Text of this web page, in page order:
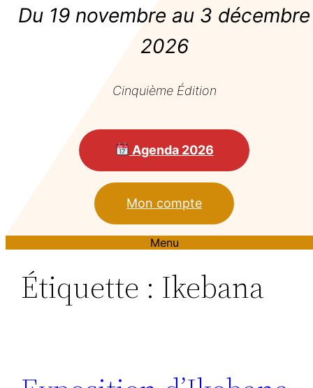
Du 19 novembre au 3 décembre
2026
Cinquième Édition
Agenda 2026
Mon compte
Menu
Étiquette : Ikebana